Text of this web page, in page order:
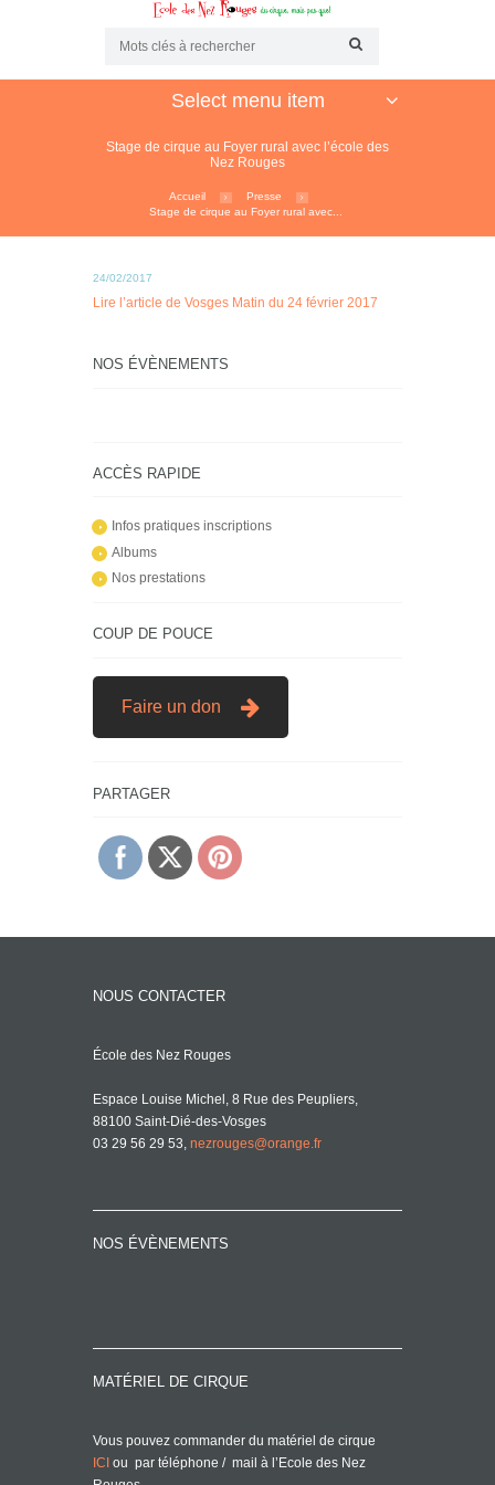
Select menu item
Stage de cirque au Foyer rural avec l’école des
Nez Rouges
Accueil
Presse
Stage de cirque au Foyer rural avec...
24/02/2017
Lire l’article de Vosges Matin du 24 février 2017
NOS ÉVÈNEMENTS
ACCÈS RAPIDE
Infos pratiques inscriptions
Albums
Nos prestations
COUP DE POUCE
Faire un don
PARTAGER
NOUS CONTACTER
École des Nez Rouges
Espace Louise Michel, 8 Rue des Peupliers,
88100 Saint-Dié-des-Vosges
03 29 56 29 53, nezrouges@orange.fr
NOS ÉVÈNEMENTS
MATÉRIEL DE CIRQUE
Vous pouvez commander du matériel de cirque
ICI ou par téléphone / mail à l’Ecole des Nez